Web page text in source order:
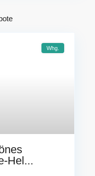
Whg.
Hel...